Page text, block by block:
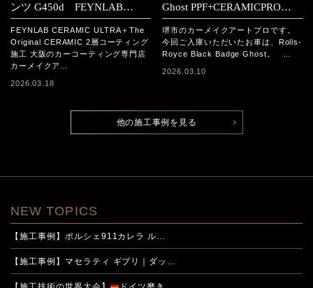
ンツ G450d FEYNLAB
Original CERAMIC 2層コーテ
ィング施工
FEYNLAB CERAMIC ULTRA＋The
Original CERAMIC 2層コーティング
施工 大阪のカーコーティング専門店
カーメイクア…
2026.03.18
Ghost PPF+CERAMICPRO
ION施工事例
堺市のカーメイクアートプロです。
今回ご入庫いただいたお車は、Rolls-
Royce Black Badge Ghost。 …
2026.03.10
他の施工事例を見る
NEW TOPICS
【施工事例】ポルシェ911カレラ ル…
【施工事例】マセラティ ギブリ｜ダッ…